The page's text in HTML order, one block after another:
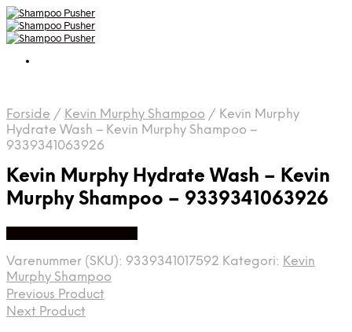
Forside / Kevin Murphy Shampoo / Kevin Murphy
Hydrate Wash – Kevin Murphy Shampoo –
9339341063926
Kevin Murphy Hydrate Wash – Kevin
Murphy Shampoo – 9339341063926
Varenummer (SKU): 9339341017592 Kategori: Kevin
Murphy Shampoo
Previous Product
Next Product